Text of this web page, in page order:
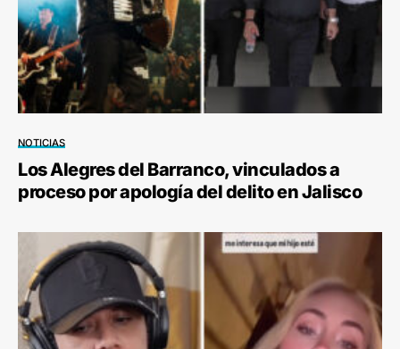
NOTICIAS
Los Alegres del Barranco, vinculados a
proceso por apología del delito en Jalisco